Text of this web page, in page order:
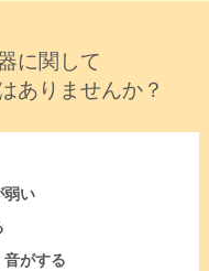
に関して
ありませんか？
弱い
がする